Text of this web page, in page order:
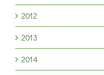
2012
2013
2014